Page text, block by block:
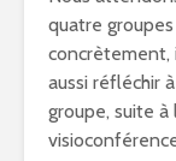
quatre
concrètement,
aussi réfléchir
groupe, suite